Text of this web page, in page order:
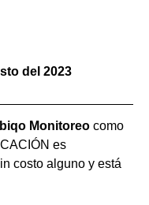
del 2023
Monitoreo como
es
costo alguno y está